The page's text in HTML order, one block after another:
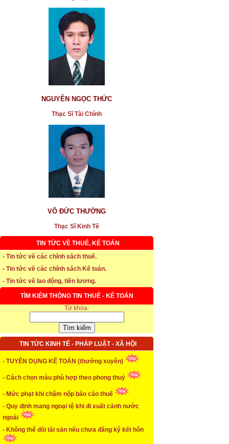
NGUYỄN NGỌC THỨC
Thạc Sĩ Tài Chính
VÕ ĐỨC THƯỜNG
Thạc Sĩ Kinh Tế
TIN TỨC VỀ THUẾ, KẾ TOÁN
- Tin tức về các chính sách thuế.
- Tin tức về các chính sách Kế toán.
- Tin tức về lao động, tiền lương.
TÌM KIẾM THÔNG TIN THUẾ - KẾ TOÁN
Từ khóa:
TIN TỨC KINH TẾ - PHÁP LUẬT - XÃ HỘI
- TUYỂN DỤNG KẾ TOÁN (thường xuyên)
- Cách chọn màu phù hợp theo phong thuỷ
- Mức phạt khi chậm nộp báo cáo thuế
- Quy định mang ngoại tệ khi đi xuất cảnh nước
ngoài
- Không thể đòi tài sản nếu chưa đăng ký kết hôn
* Thời hạn đăng ký bảo hiểm thất nghiệp
* Thời hiệu xử phạt trong xây dựng
...xem chi tiết
* NHẬN SINH VIÊN THỰC TẬP
...xem chi tiết
* ĐÀO TẠO KẾ TOÁN THỰC HÀNH
...xem chi tiết
* TUYỂN DỤNG KẾ TOÁN (thường xuyên)
* Cách chọn màu phù hợp theo phong thuỷ